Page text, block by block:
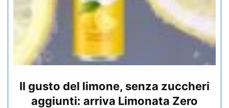
Il gusto del limone, senza zuccheri
aggiunti: arriva Limonata Zero